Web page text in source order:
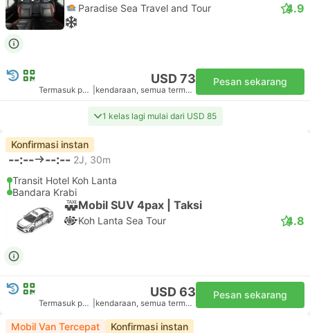
Paradise Sea Travel and Tour 4.9
USD 73
Termasuk pajak kendaraan, semua termasuk.
Pesan sekarang
1 kelas lagi mulai dari USD 85
Konfirmasi instan
--:-- --:-- 2J, 30m
Transit Hotel Koh Lanta
Bandara Krabi
Mobil SUV 4pax | Taksi
Koh Lanta Sea Tour 4.8
USD 63
Termasuk pajak kendaraan, semua termasuk.
Pesan sekarang
Mobil Van Tercepat Konfirmasi instan